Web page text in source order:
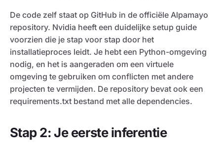
De code zelf staat op GitHub in de officiële Alpamayo
repository. Nvidia heeft een duidelijke setup guide
voorzien die je stap voor stap door het
installatieproces leidt. Je hebt een Python-omgeving
nodig, en het is aangeraden om een virtuele
omgeving te gebruiken om conflicten met andere
projecten te vermijden. De repository bevat ook een
requirements.txt bestand met alle dependencies.
Stap 2: Je eerste inferentie